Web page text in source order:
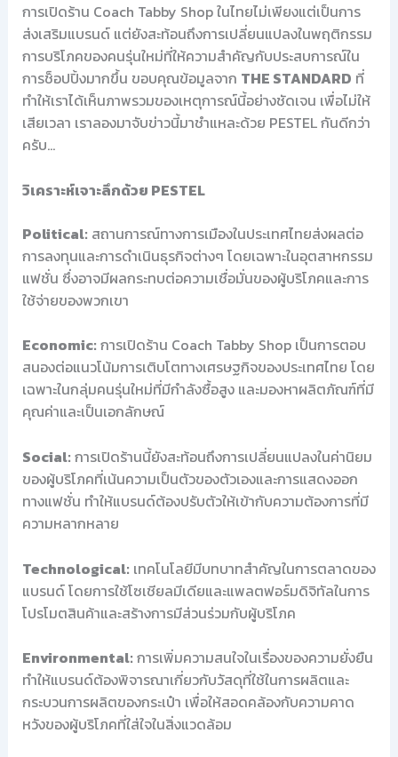
การเปิดร้าน Coach Tabby Shop ในไทยไม่เพียงแต่เป็นการ
ส่งเสริมแบรนด์ แต่ยังสะท้อนถึงการเปลี่ยนแปลงในพฤติกรรม
การบริโภคของคนรุ่นใหม่ที่ให้ความสำคัญกับประสบการณ์ใน
การช็อปปิ้งมากขึ้น ขอบคุณข้อมูลจาก THE STANDARD ที่
ทำให้เราได้เห็นภาพรวมของเหตุการณ์นี้อย่างชัดเจน เพื่อไม่ให้
เสียเวลา เราลองมาจับข่าวนี้มาชำแหละด้วย PESTEL กันดีกว่า
ครับ…
วิเคราะห์เจาะลึกด้วย PESTEL
Political: สถานการณ์ทางการเมืองในประเทศไทยส่งผลต่อ
การลงทุนและการดำเนินธุรกิจต่างๆ โดยเฉพาะในอุตสาหกรรม
แฟชั่น ซึ่งอาจมีผลกระทบต่อความเชื่อมั่นของผู้บริโภคและการ
ใช้จ่ายของพวกเขา
Economic: การเปิดร้าน Coach Tabby Shop เป็นการตอบ
สนองต่อแนวโน้มการเติบโตทางเศรษฐกิจของประเทศไทย โดย
เฉพาะในกลุ่มคนรุ่นใหม่ที่มีกำลังซื้อสูง และมองหาผลิตภัณฑ์ที่มี
คุณค่าและเป็นเอกลักษณ์
Social: การเปิดร้านนี้ยังสะท้อนถึงการเปลี่ยนแปลงในค่านิยม
ของผู้บริโภคที่เน้นความเป็นตัวของตัวเองและการแสดงออก
ทางแฟชั่น ทำให้แบรนด์ต้องปรับตัวให้เข้ากับความต้องการที่มี
ความหลากหลาย
Technological: เทคโนโลยีมีบทบาทสำคัญในการตลาดของ
แบรนด์ โดยการใช้โซเชียลมีเดียและแพลตฟอร์มดิจิทัลในการ
โปรโมตสินค้าและสร้างการมีส่วนร่วมกับผู้บริโภค
Environmental: การเพิ่มความสนใจในเรื่องของความยั่งยืน
ทำให้แบรนด์ต้องพิจารณาเกี่ยวกับวัสดุที่ใช้ในการผลิตและ
กระบวนการผลิตของกระเป๋า เพื่อให้สอดคล้องกับความคาด
หวังของผู้บริโภคที่ใส่ใจในสิ่งแวดล้อม